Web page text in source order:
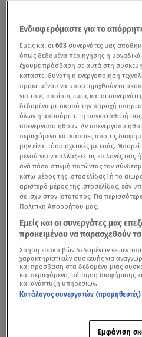
Ενδιαφερόμαστε για το
Εμείς και οι603 συνεργάτες μας
όπως δεδομένα περιήγησης ή μοναδικά
έχουμε πρόσβαση σε αυτά στη
καταστεί δυνατή η ενεργοποίηση
προκειμένου να υποστηριχθούν οι
για τους οποίους εμείς και οι
δεδομένα με σκοπό την παροχή
όλων ή αποσύρετε τη συγκατάθεσή σας,
απενεργοποιηθούν. Αν
περιεχόμενο και κάποιες από τις
μην είναι τόσο σχετικές με εσάς.
μενού για να αλλάξετε τις επιλογές
ανά πάσα στιγμή πατώντας τον
κάτω μέρος της ιστοσελίδας [ή το
αριστερό μέρος της ιστοσελίδας, εάν
σε ισχύ στον Ιστότοπος. Για
Πολιτική Απορρήτου μας.
Εμείς και οι συνεργάτες μας
προκειμένου να παρασχεθούν τα
Χρήση επακριβών δεδομένων
χαρακτηριστικών συσκευής για
και πρόσβαση στα δεδομένα μιας
και περιεχόμενο, μέτρηση διαφήμισης
και ανάπτυξη υπηρεσιών.
Κατάλογος συνεργατών (προμηθευτές)
Εμφάνιση